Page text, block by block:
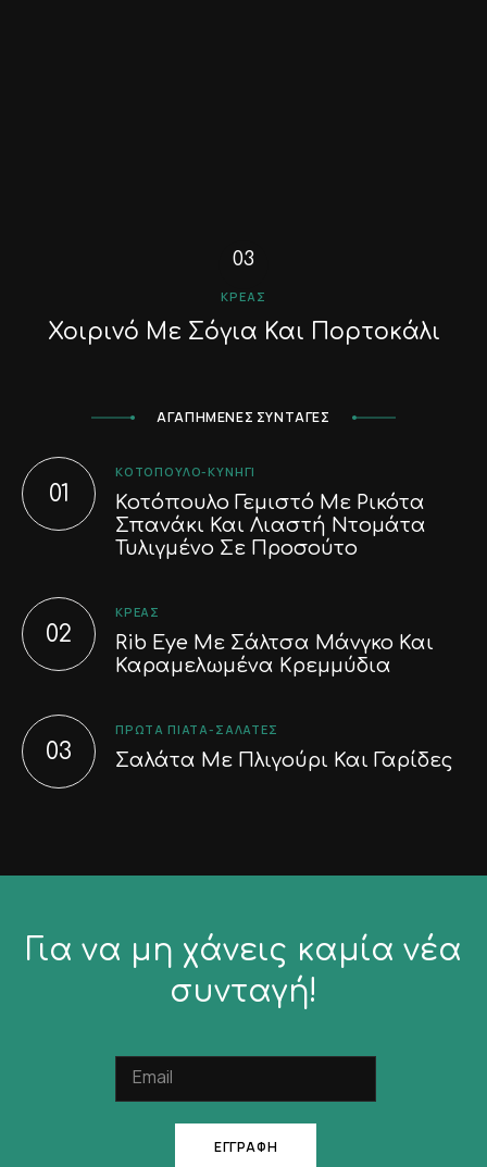
ΚΡΈΑΣ
Χοιρινό Με Σόγια Και Πορτοκάλι
ΑΓΑΠΗΜΕΝΕΣ ΣΥΝΤΑΓΕΣ
ΚΟΤΌΠΟΥΛΟ-ΚΥΝΉΓΙ
Κοτόπουλο Γεμιστό Με Ρικότα
Σπανάκι Και Λιαστή Ντομάτα
Τυλιγμένο Σε Προσούτο
ΚΡΈΑΣ
Rib Eye Με Σάλτσα Μάνγκο Και
Καραμελωμένα Κρεμμύδια
ΠΡΏΤΑ ΠΙΆΤΑ-ΣΑΛΆΤΕΣ
Σαλάτα Με Πλιγούρι Και Γαρίδες
Για να μη χάνεις καμία νέα
συνταγή!